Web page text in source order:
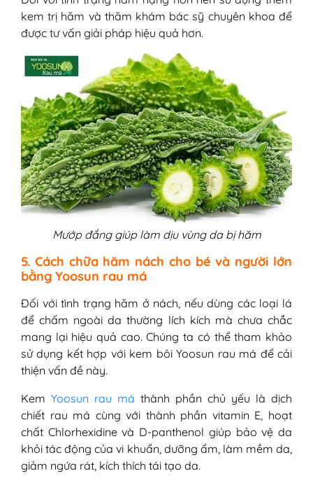
kem trị hăm và thăm khám bác sỹ chuyên khoa để
được tư vấn giải pháp hiệu quả hơn.
Mướp đắng giúp làm dịu vùng da bị hăm
5. Cách chữa hăm nách cho bé và người lớn
bằng Yoosun rau má
Đối với tình trạng hăm ở nách, nếu dùng các loại lá
để chấm ngoài da thường lích kích mà chưa chắc
mang lại hiệu quả cao. Chúng ta có thể tham khảo
sử dụng kết hợp với kem bôi Yoosun rau má để cải
thiện vấn đề này.
Kem Yoosun rau má thành phần chủ yếu là dịch
chiết rau má cùng với thành phần vitamin E, hoạt
chất Chlorhexidine và D-panthenol giúp bảo vệ da
khỏi tác động của vi khuẩn, dưỡng ẩm, làm mềm da,
giảm ngứa rát, kích thích tái tạo da.